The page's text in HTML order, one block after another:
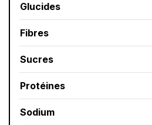
Glucides
Fibres
Sucres
Protéines
Sodium